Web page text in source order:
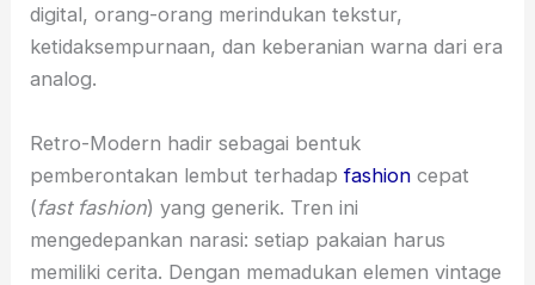
digital, orang-orang merindukan tekstur,
ketidaksempurnaan, dan keberanian warna dari era
analog.
Retro-Modern hadir sebagai bentuk
pemberontakan lembut terhadapfashion cepat
(fast fashion) yang generik. Tren ini
mengedepankan narasi: setiap pakaian harus
memiliki cerita. Dengan memadukan elemen vintage